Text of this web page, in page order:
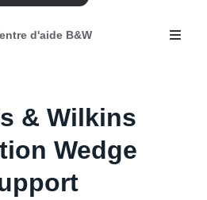
d'aide B&W
& Wilkins
Wedge